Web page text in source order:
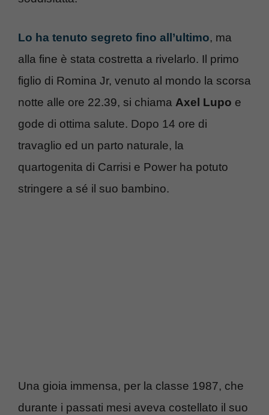
Lo ha tenuto segreto fino all’ultimo, ma
alla fine è stata costretta a rivelarlo. Il primo
figlio di Romina Jr, venuto al mondo la scorsa
notte alle ore 22.39, si chiama Axel Lupo e
gode di ottima salute. Dopo 14 ore di
travaglio ed un parto naturale, la
quartogenita di Carrisi e Power ha potuto
stringere a sé il suo bambino.
Una gioia immensa, per la classe 1987, che
durante i passati mesi aveva costellato il suo